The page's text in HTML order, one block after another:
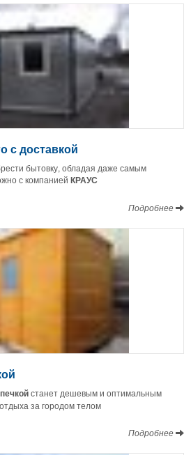
с доставкой
бытовку, обладая даже самым
с компанией КРАУС
Подробнее
станет дешевым и оптимальным
за городом телом
Подробнее